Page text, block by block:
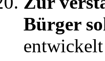
Bürger